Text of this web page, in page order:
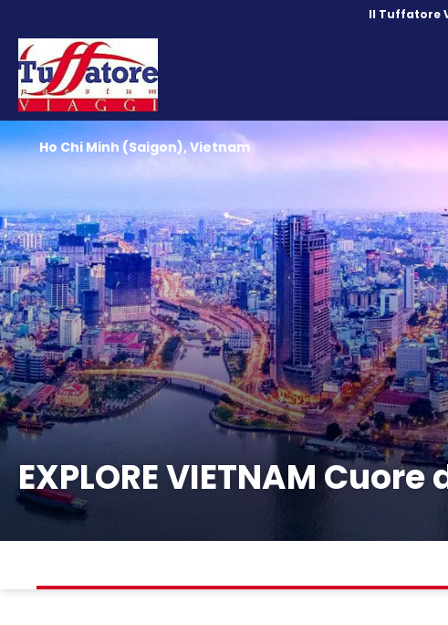
Il Tuffatore
EXPLORE VIETNAM
Ho Chi Minh (Saigon), Vietnam